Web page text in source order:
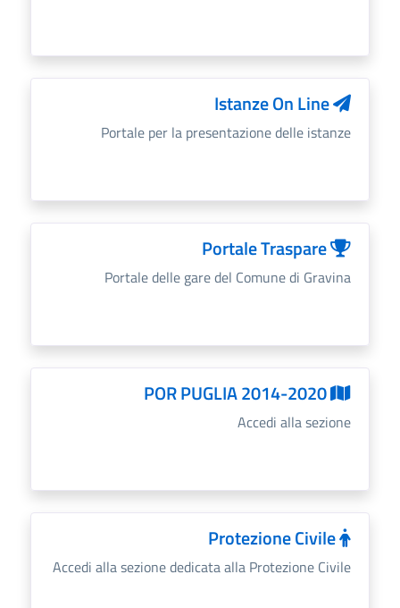
Istanze On Line
Portale per la presentazione delle istanze
Portale Traspare
Portale delle gare del Comune di Gravina
POR PUGLIA 2014-2020
Accedi alla sezione
Protezione Civile
Accedi alla sezione dedicata alla Protezione Civile